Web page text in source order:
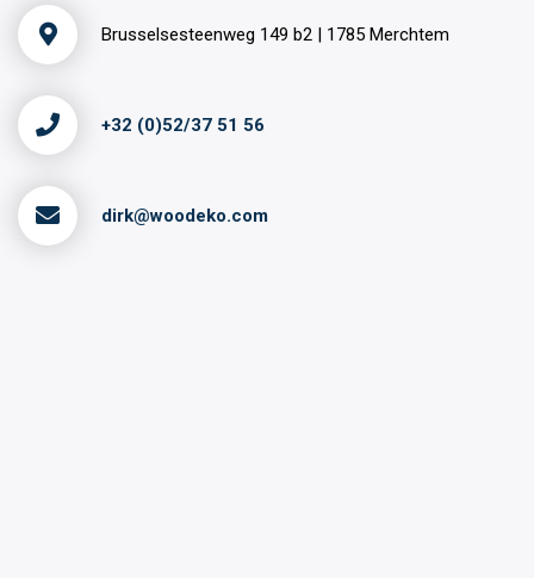
Brusselsesteenweg 149 b2 | 1785 Merchtem
+32 (0)52/37 51 56
dirk@woodeko.com